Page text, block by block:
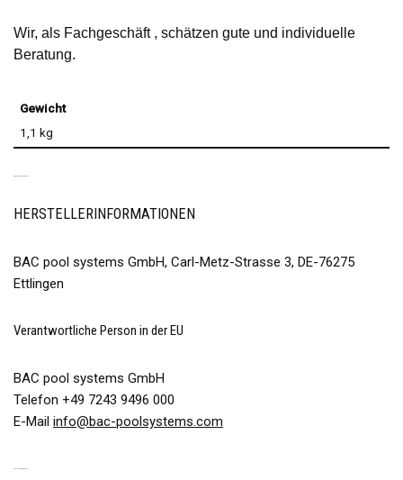
Wir, als Fachgeschäft , schätzen gute und individuelle
Beratung.
Gewicht
1,1 kg
HERSTELLERINFORMATIONEN
BAC pool systems GmbH, Carl-Metz-Strasse 3, DE-76275
Ettlingen
Verantwortliche Person in der EU
BAC pool systems GmbH
Telefon +49 7243 9496 000
E-Mail info@bac-poolsystems.com